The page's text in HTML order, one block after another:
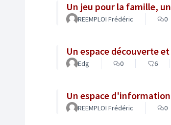
Un jeu pour la famille,
REEMPLOI Frédéric 0
Un espace découverte
Edg 0 6
Un espace
REEMPLOI Frédéric 0